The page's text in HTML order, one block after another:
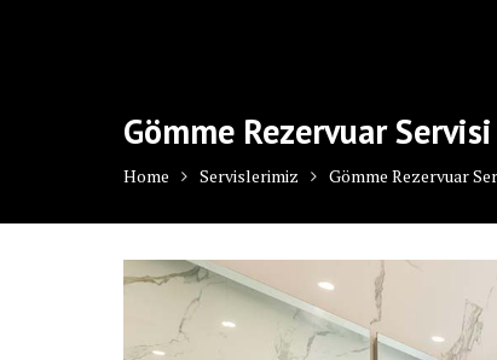
Gömme Rezervuar Servisi
Home Servislerimiz Gömme Rezervuar